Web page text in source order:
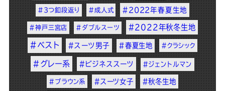
#3つ釦段返り #成人式 #2022年春夏生地
#神戸三宮店 #ダブルスーツ #2022年秋冬生地
#ベスト #スーツ男子 #春夏生地 #クラシック
#グレー系 #ビジネススーツ #ジェントルマン
#ブラウン系 #スーツ女子 #秋冬生地